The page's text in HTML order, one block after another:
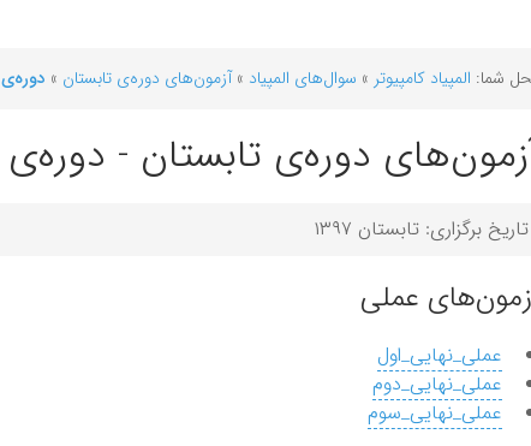
شما: المپیاد کامپیوتر » سوال‌های المپیاد »آزمون‌‌های دوره‌ی تابستان » دوره‌ی ۲۸
دوره‌ی تابستان - دوره‌ی ۲۸
تاریخ برگزاری: تابستان ۱۳۹۷
عملی
عملی_نهایی_اول
عملی_نهایی_دوم
عملی_نهایی_سوم